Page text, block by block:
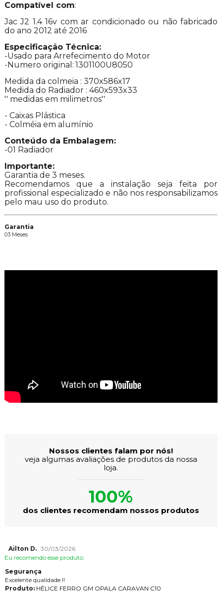
Compatível com:
Jac J2 1.4 16v com ar condicionado ou não fabricado
do ano 2012 até 2016
Especificação Técnica:
-Usado para Arrefecimento do Motor
-Numero original: 1301100U8050
Medida da colmeia : 370x586x17
Medida do Radiador : 460x593x33
'' medidas em milimetros''
- Caixas Plástica
- Colméia em alumínio
Conteúdo da Embalagem:
-01 Radiador
Importante:
Garantia de 3 meses.
Recomendamos que a instalação seja feita por
profissional especializado e não nos responsabilizamos
pelo mau uso do produto.
Garantia
03 Meses
Nossos clientes falam por nós!
veja algumas avaliações de produtos da nossa
loja.
100%
dos clientes recomendam nossos produtos
Ailton D. 30/03/2026
Eu recomendo esse produto.
Segurança
Excelente qualidade !!
Produto:HÉLICE FERRO GM OPALA CARAVAN C10